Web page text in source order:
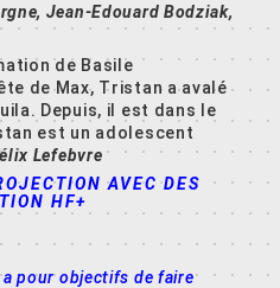
Jean-Edouard Bodziak,
de Basile
de Max, Tristan a avalé
Depuis, il est dans le
est un adolescent
Lefebvre
AVEC DES
HF+
a pour objectifs de faire